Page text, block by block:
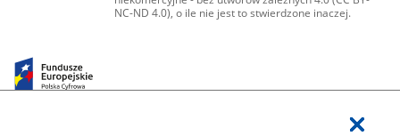
NC-ND 4.0), o ile nie jest to stwierdzone inaczej.